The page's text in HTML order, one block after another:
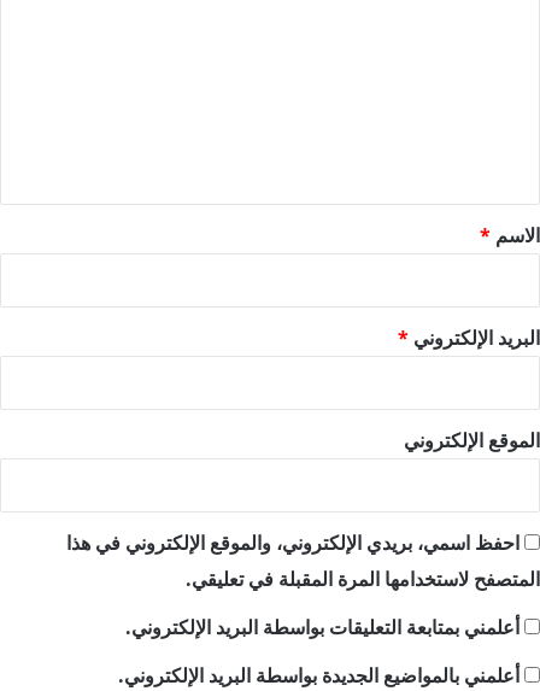
*
الاسم *
البريد الإلكتروني *
الموقع الإلكتروني
احفظ اسمي، بريدي الإلكتروني، والموقع الإلكتروني في هذا
المتصفح لاستخدامها المرة المقبلة في تعليقي.
أعلمني بمتابعة التعليقات بواسطة البريد الإلكتروني.
أعلمني بالمواضيع الجديدة بواسطة البريد الإلكتروني.